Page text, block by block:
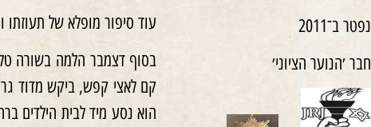
נפטר ב־2011
חבר ׳הנוער הציוני׳
עוד סיפור מופלא של תעוזתו
קם לאצי קפש, ביקש מדוד
הוא נסע מיד לבית הילדים